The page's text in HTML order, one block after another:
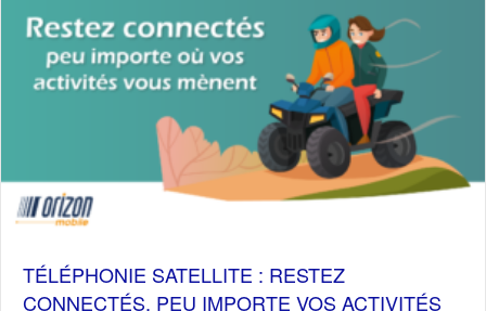
TÉLÉPHONIE SATELLITE : RESTEZ
CONNECTÉS, PEU IMPORTE VOS ACTIVITÉS